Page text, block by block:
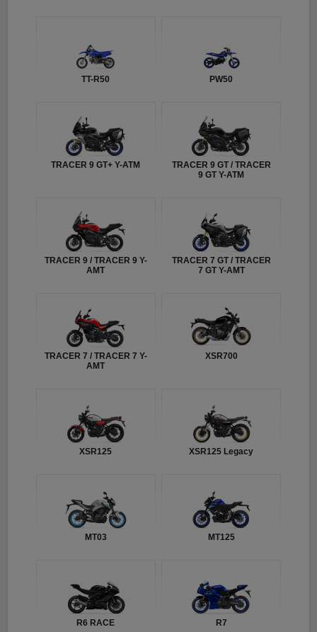
TT-R50 PW50
TRACER 9 GT+ Y-ATM
TRACER 9 GT / TRACER
9 GT Y-ATM
TRACER 9 / TRACER 9 Y-
AMT
TRACER 7 GT / TRACER
7 GT Y-AMT
TRACER 7 / TRACER 7 Y-
AMT
XSR700
XSR125 XSR125 Legacy
MT03 MT125
R6 RACE R7